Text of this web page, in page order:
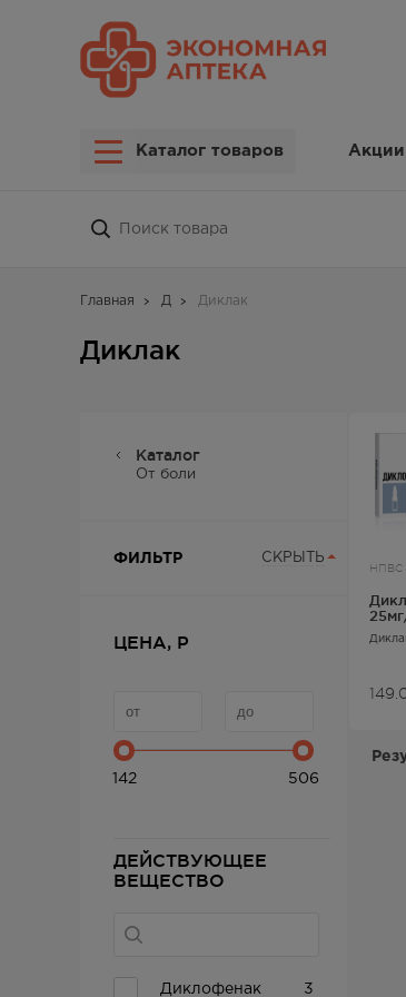
Каталог товаров Акции
Главная Д Диклак
Диклак
Каталог
От боли
ФИЛЬТР СКРЫТЬ
ЦЕНА, Р
142 506
ДЕЙСТВУЮЩЕЕ
ВЕЩЕСТВО
Диклофенак 3
НПВС